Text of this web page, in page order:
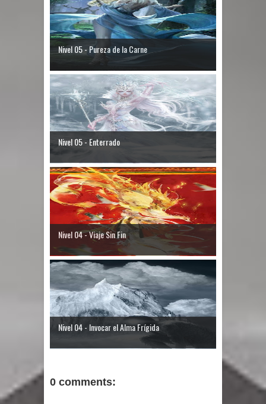
Nivel 05 - Pureza de la Carne
Nivel 05 - Enterrado
Nivel 04 - Viaje Sin Fin
Nivel 04 - Invocar el Alma Frígida
0 comments: